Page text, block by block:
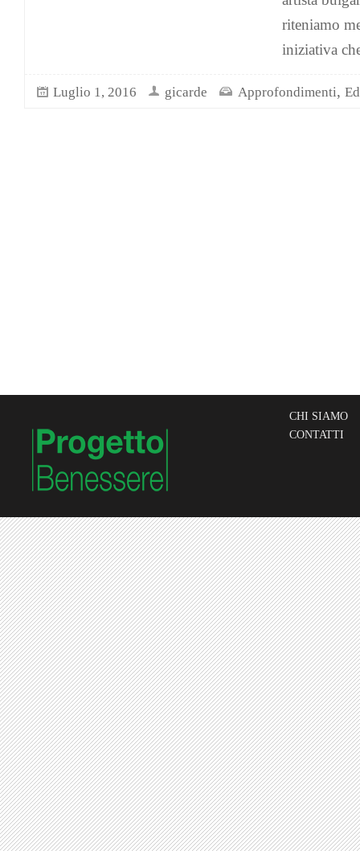
riteniamo
iniziativa
Luglio 1, 2016 gicarde Approfondimenti,
CHI SIAMO
CONTATTI